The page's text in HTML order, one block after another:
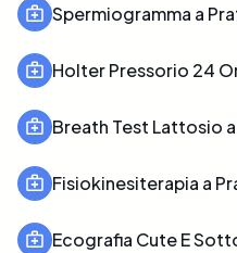
Spermiogramma a
Holter Pressorio 24
Breath Test Lattosio
Fisiokinesiterapia a
Ecografia Cute E